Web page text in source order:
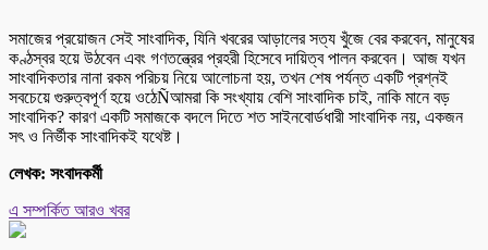
সমাজের প্রয়োজন সেই সাংবাদিক, যিনি খবরের আড়ালের সত্য খুঁজে বের করবেন, মানুষের
কণ্ঠস্বর হয়ে উঠবেন এবং গণতন্ত্রের প্রহরী হিসেবে দায়িত্ব পালন করবেন। আজ যখন
সাংবাদিকতার নানা রকম পরিচয় নিয়ে আলোচনা হয়, তখন শেষ পর্যন্ত একটি প্রশ্নই
সবচেয়ে গুরুত্বপূর্ণ হয়ে ওঠেÑআমরা কি সংখ্যায় বেশি সাংবাদিক চাই, নাকি মানে বড়
সাংবাদিক? কারণ একটি সমাজকে বদলে দিতে শত সাইনবোর্ডধারী সাংবাদিক নয়, একজন
সৎ ও নির্ভীক সাংবাদিকই যথেষ্ট।
লেখক: সংবাদকর্মী
এ সম্পর্কিত আরও খবর